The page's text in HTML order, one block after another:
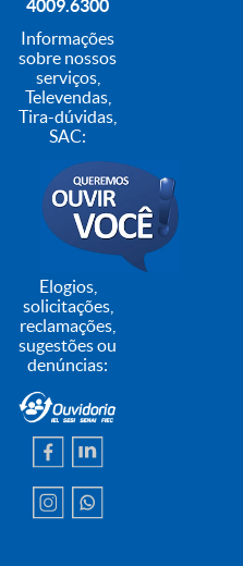
4009.6300
Informações
sobre nossos
serviços,
Televendas,
Tira-dúvidas,
SAC:
Elogios,
solicitações,
reclamações,
sugestões ou
denúncias: